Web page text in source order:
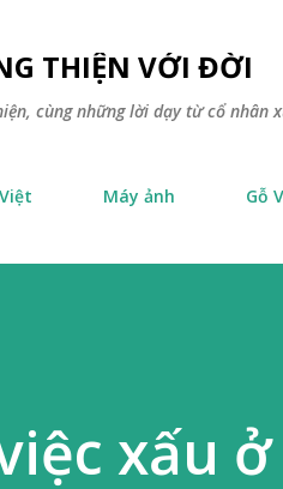
THIỆN VỚI ĐỜI
cùng những lời dạy từ cổ nhân
Máy ảnh Gỗ
xấu